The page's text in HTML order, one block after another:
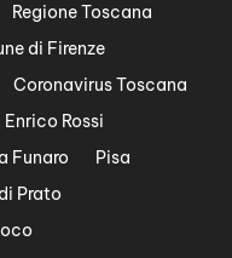
Regione Toscana
di Firenze
Coronavirus Toscana
Enrico Rossi
Funaro
Pisa
Prato